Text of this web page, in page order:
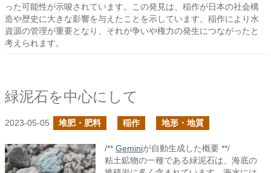
った可能性が示唆されています。この発見は、稲作が日本の社会構
造や歴史に大きな影響を与えたことを示しています。稲作により水
資源の管理が重要となり、それが争いや権力の発生につながったと
考えられます。
緑泥石を中心にして
2023-05-05 堆肥・肥料 稲作 地形・地質
/** Geminiが自動生成した概要 **/
粘土鉱物の一種である緑泥石は、海底の